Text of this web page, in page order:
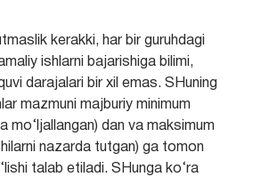
kerakki, har bir guruhdagi
ishlarni bajarishiga bilimi,
darajalari bir xil emas. SHuning
mazmuni majburiy minimum
mo‘ljallangan) dan va maksimum
nazarda tutgan) ga tomon
talab etiladi. SHunga ko‘ra